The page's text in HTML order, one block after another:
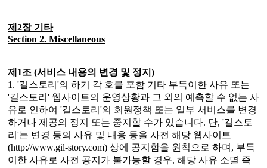
제2장 기타
Section 2. Miscellaneous
제1조 (서비스 내용의 변경 및 정지)
1. '길스토리'의 하기 각 호를 포함 기타 부득이한 사유 또는
'길스토리' 웹사이트의 운영상황과 그 외의 예측할 수 없는 사
유로 인하여 '길스토리'의 회원정책 또는 일부 서비스를 변경
하거나 제공의 정지 또는 중지할 수가 있습니다. 단, '길스토
리'는 변경 등의 사유 및 내용 등을 사전 해당 웹사이트
(http://www.gil-story.com) 상에 공지함을 원칙으로 하며, 부득
이한 사유로 사전 공지가 불가능할 경우, 해당 사유 소멸 즉